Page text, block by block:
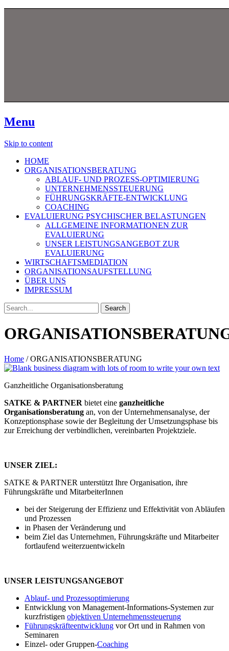
Menu
Skip to content
HOME
ORGANISATIONSBERATUNG
ABLAUF- UND PROZESS-OPTIMIERUNG
UNTERNEHMENSSTEUERUNG
FÜHRUNGSKRÄFTE-ENTWICKLUNG
COACHING
EVALUIERUNG PSYCHISCHER BELASTUNGEN
ALLGEMEINE INFORMATIONEN ZUR
EVALUIERUNG
UNSER LEISTUNGSANGEBOT ZUR
EVALUIERUNG
WIRTSCHAFTSMEDIATION
ORGANISATIONSAUFSTELLUNG
ÜBER UNS
IMPRESSUM
Search
for:
Home /ORGANISATIONSBERATUNG
Ganzheitliche Organisationsberatung
SATKE & PARTNER bietet eine ganzheitliche
Organisationsberatung an, von der Unternehmensanalyse, der
Konzeptionsphase sowie der Begleitung der Umsetzungsphase bis
zur Erreichung der verbindlichen, vereinbarten Projektziele.
UNSER ZIEL:
SATKE & PARTNER unterstützt Ihre Organisation, ihre
Führungskräfte und MitarbeiterInnen
bei der Steigerung der Effizienz und Effektivität von Abläufen
und Prozessen
in Phasen der Veränderung und
beim Ziel das Unternehmen, Führungskräfte und Mitarbeiter
fortlaufend weiterzuentwickeln
UNSER LEISTUNGSANGEBOT
Ablauf- und Prozessoptimierung
Entwicklung von Management-Informations-Systemen zur
kurzfristigen objektiven Unternehmenssteuerung
Führungskräfteentwicklung vor Ort und in Rahmen von
Seminaren
Einzel- oder Gruppen-Coaching